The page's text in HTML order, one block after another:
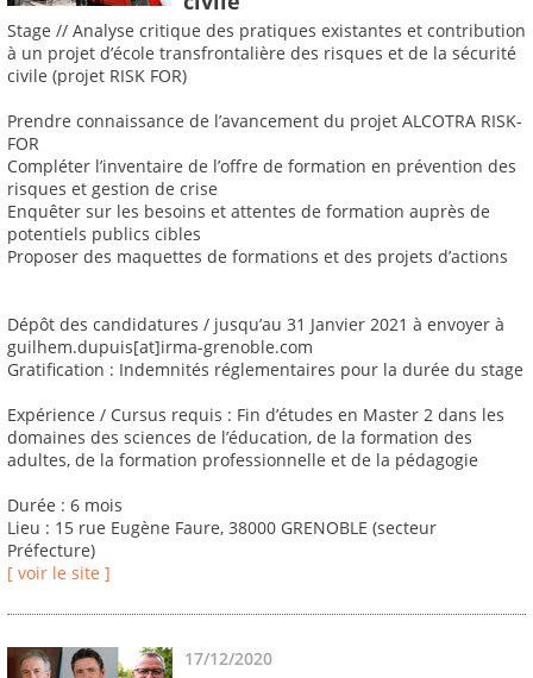
Stage // Analyse critique des pratiques existantes et contribution
à un projet d’école transfrontalière des risques et de la sécurité
civile (projet RISK FOR)
Prendre connaissance de l’avancement du projet ALCOTRA RISK-
FOR
Compléter l’inventaire de l’offre de formation en prévention des
risques et gestion de crise
Enquêter sur les besoins et attentes de formation auprès de
potentiels publics cibles
Proposer des maquettes de formations et des projets d’actions
Dépôt des candidatures / jusqu’au 31 Janvier 2021 à envoyer à
guilhem.dupuis[at]irma-grenoble.com
Gratification : Indemnités réglementaires pour la durée du stage
Expérience / Cursus requis : Fin d’études en Master 2 dans les
domaines des sciences de l’éducation, de la formation des
adultes, de la formation professionnelle et de la pédagogie
Durée : 6 mois
Lieu : 15 rue Eugène Faure, 38000 GRENOBLE (secteur
Préfecture)
[ voir le site ]
17/12/2020